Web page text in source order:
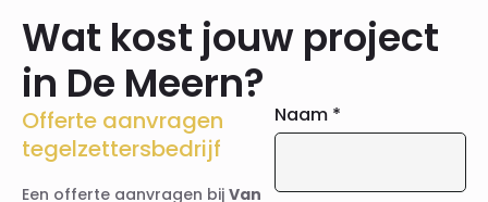
Wat kost jouw project
in De Meern?
Offerte aanvragen
tegelzettersbedrijf
Een offerte aanvragen bij Van
Naam *